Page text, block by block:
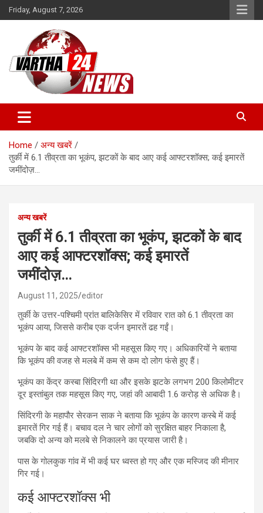
Skip
to
Friday, August 7, 2026
Vartha 24
Home
अन्य खबरें
तुर्की में 6.1 तीव्रता का भूकंप, झटकों के बाद आए कई आफ्टरशॉक्स; कई इमारतें
जमींदोज़…
अन्य खबरें
तुर्की में 6.1 तीव्रता का भूकंप, झटकों के बाद
आए कई आफ्टरशॉक्स; कई इमारतें
जमींदोज़…
August 11, 2025 editor
तुर्की के उत्तर-पश्चिमी प्रांत बालिकेसिर में रविवार रात को 6.1 तीव्रता का
भूकंप आया, जिससे करीब एक दर्जन इमारतें ढह गईं।
भूकंप के बाद कई आफ्टरशॉक्स भी महसूस किए गए। अधिकारियों ने बताया
कि भूकंप की वजह से मलबे में कम से कम दो लोग फंसे हुए हैं।
भूकंप का केंद्र कस्बा सिंदिरगी था और इसके झटके लगभग 200 किलोमीटर
दूर इस्तांबुल तक महसूस किए गए, जहां की आबादी 1.6 करोड़ से अधिक है।
सिंदिरगी के महापौर सेरकन साक ने बताया कि भूकंप के कारण कस्बे में कई
इमारतें गिर गई हैं। बचाव दल ने चार लोगों को सुरक्षित बाहर निकाला है,
जबकि दो अन्य को मलबे से निकालने का प्रयास जारी है।
पास के गोलकुक गांव में भी कई घर ध्वस्त हो गए और एक मस्जिद की मीनार
गिर गई।
कई आफ्टरशॉक्स भी